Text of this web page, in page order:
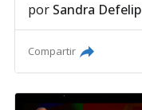
por Sandra
Compartir